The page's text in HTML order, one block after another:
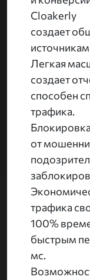
Cloakerly
создает
Легкая
создает
способен
трафика.
от
трафика
100%
быстрым
мс.